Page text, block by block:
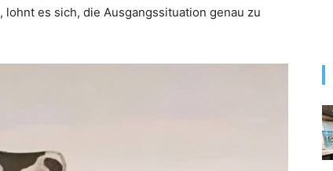
es sich, die Ausgangssituation genau zu